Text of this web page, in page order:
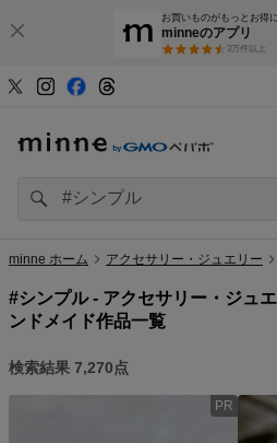
お買いものがもっとお得
minneのアプリ
3万件以上
minne ホーム アクセサリー・ジュエリー
#シンプル - アクセサリー・ジュ
ンドメイド作品一覧
検索結果 7,270点
PR